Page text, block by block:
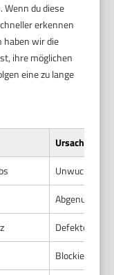
Wenn du diese
erkennen
haben wir die
ihre möglichen
eine zu lange
Ursache
Unwucht im
Abgenutzte
Defekte
Blockierte